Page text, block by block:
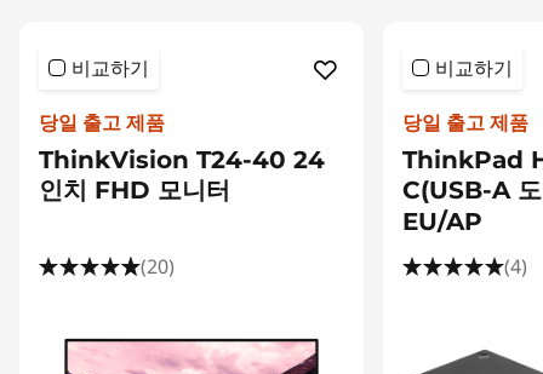
비교하기
당일 출고 제품
ThinkVision T24-40 24
인치 FHD 모니터
(20)
비교하기
당일 출고 제품
ThinkPad
C(USB-A
EU/AP
(4)